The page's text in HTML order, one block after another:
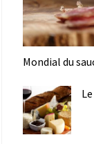
Mondial du